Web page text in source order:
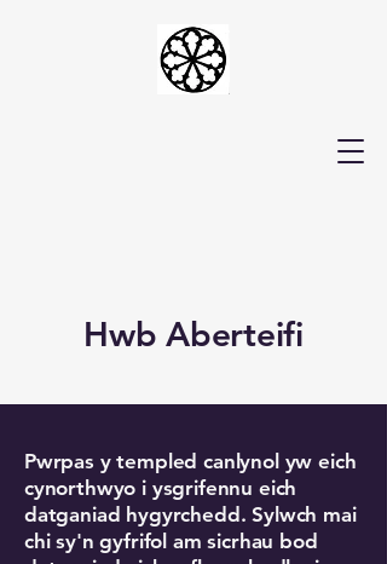
Hwb Aberteifi
Pwrpas y templed canlynol yw eich
cynorthwyo i ysgrifennu eich
datganiad hygyrchedd. Sylwch mai
chi sy'n gyfrifol am sicrhau bod